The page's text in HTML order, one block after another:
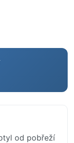
od pobřeží